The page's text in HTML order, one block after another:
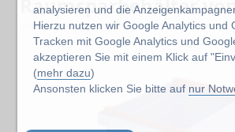
analysieren und die
Hierzu nutzen wir Google Analytics und
Tracken mit Google Analytics und
akzeptieren Sie mit einem Klick auf
(mehr dazu)
Ansonsten klicken Sie bitte auf nur